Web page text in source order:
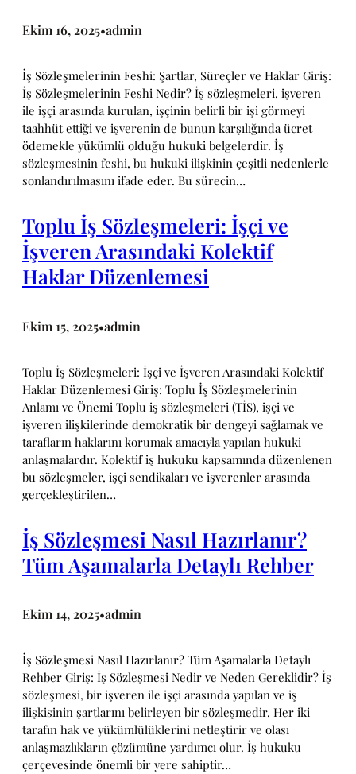
Ekim 16, 2025•admin
İş Sözleşmelerinin Feshi: Şartlar, Süreçler ve Haklar Giriş:
İş Sözleşmelerinin Feshi Nedir? İş sözleşmeleri, işveren
ile işçi arasında kurulan, işçinin belirli bir işi görmeyi
taahhüt ettiği ve işverenin de bunun karşılığında ücret
ödemekle yükümlü olduğu hukuki belgelerdir. İş
sözleşmesinin feshi, bu hukuki ilişkinin çeşitli nedenlerle
sonlandırılmasını ifade eder. Bu sürecin…
Toplu İş Sözleşmeleri: İşçi ve
İşveren Arasındaki Kolektif
Haklar Düzenlemesi
Ekim 15, 2025•admin
Toplu İş Sözleşmeleri: İşçi ve İşveren Arasındaki Kolektif
Haklar Düzenlemesi Giriş: Toplu İş Sözleşmelerinin
Anlamı ve Önemi Toplu iş sözleşmeleri (TİS), işçi ve
işveren ilişkilerinde demokratik bir dengeyi sağlamak ve
tarafların haklarını korumak amacıyla yapılan hukuki
anlaşmalardır. Kolektif iş hukuku kapsamında düzenlenen
bu sözleşmeler, işçi sendikaları ve işverenler arasında
gerçekleştirilen…
İş Sözleşmesi Nasıl Hazırlanır?
Tüm Aşamalarla Detaylı Rehber
Ekim 14, 2025•admin
İş Sözleşmesi Nasıl Hazırlanır? Tüm Aşamalarla Detaylı
Rehber Giriş: İş Sözleşmesi Nedir ve Neden Gereklidir? İş
sözleşmesi, bir işveren ile işçi arasında yapılan ve iş
ilişkisinin şartlarını belirleyen bir sözleşmedir. Her iki
tarafın hak ve yükümlülüklerini netleştirir ve olası
anlaşmazlıkların çözümüne yardımcı olur. İş hukuku
çerçevesinde önemli bir yere sahiptir…